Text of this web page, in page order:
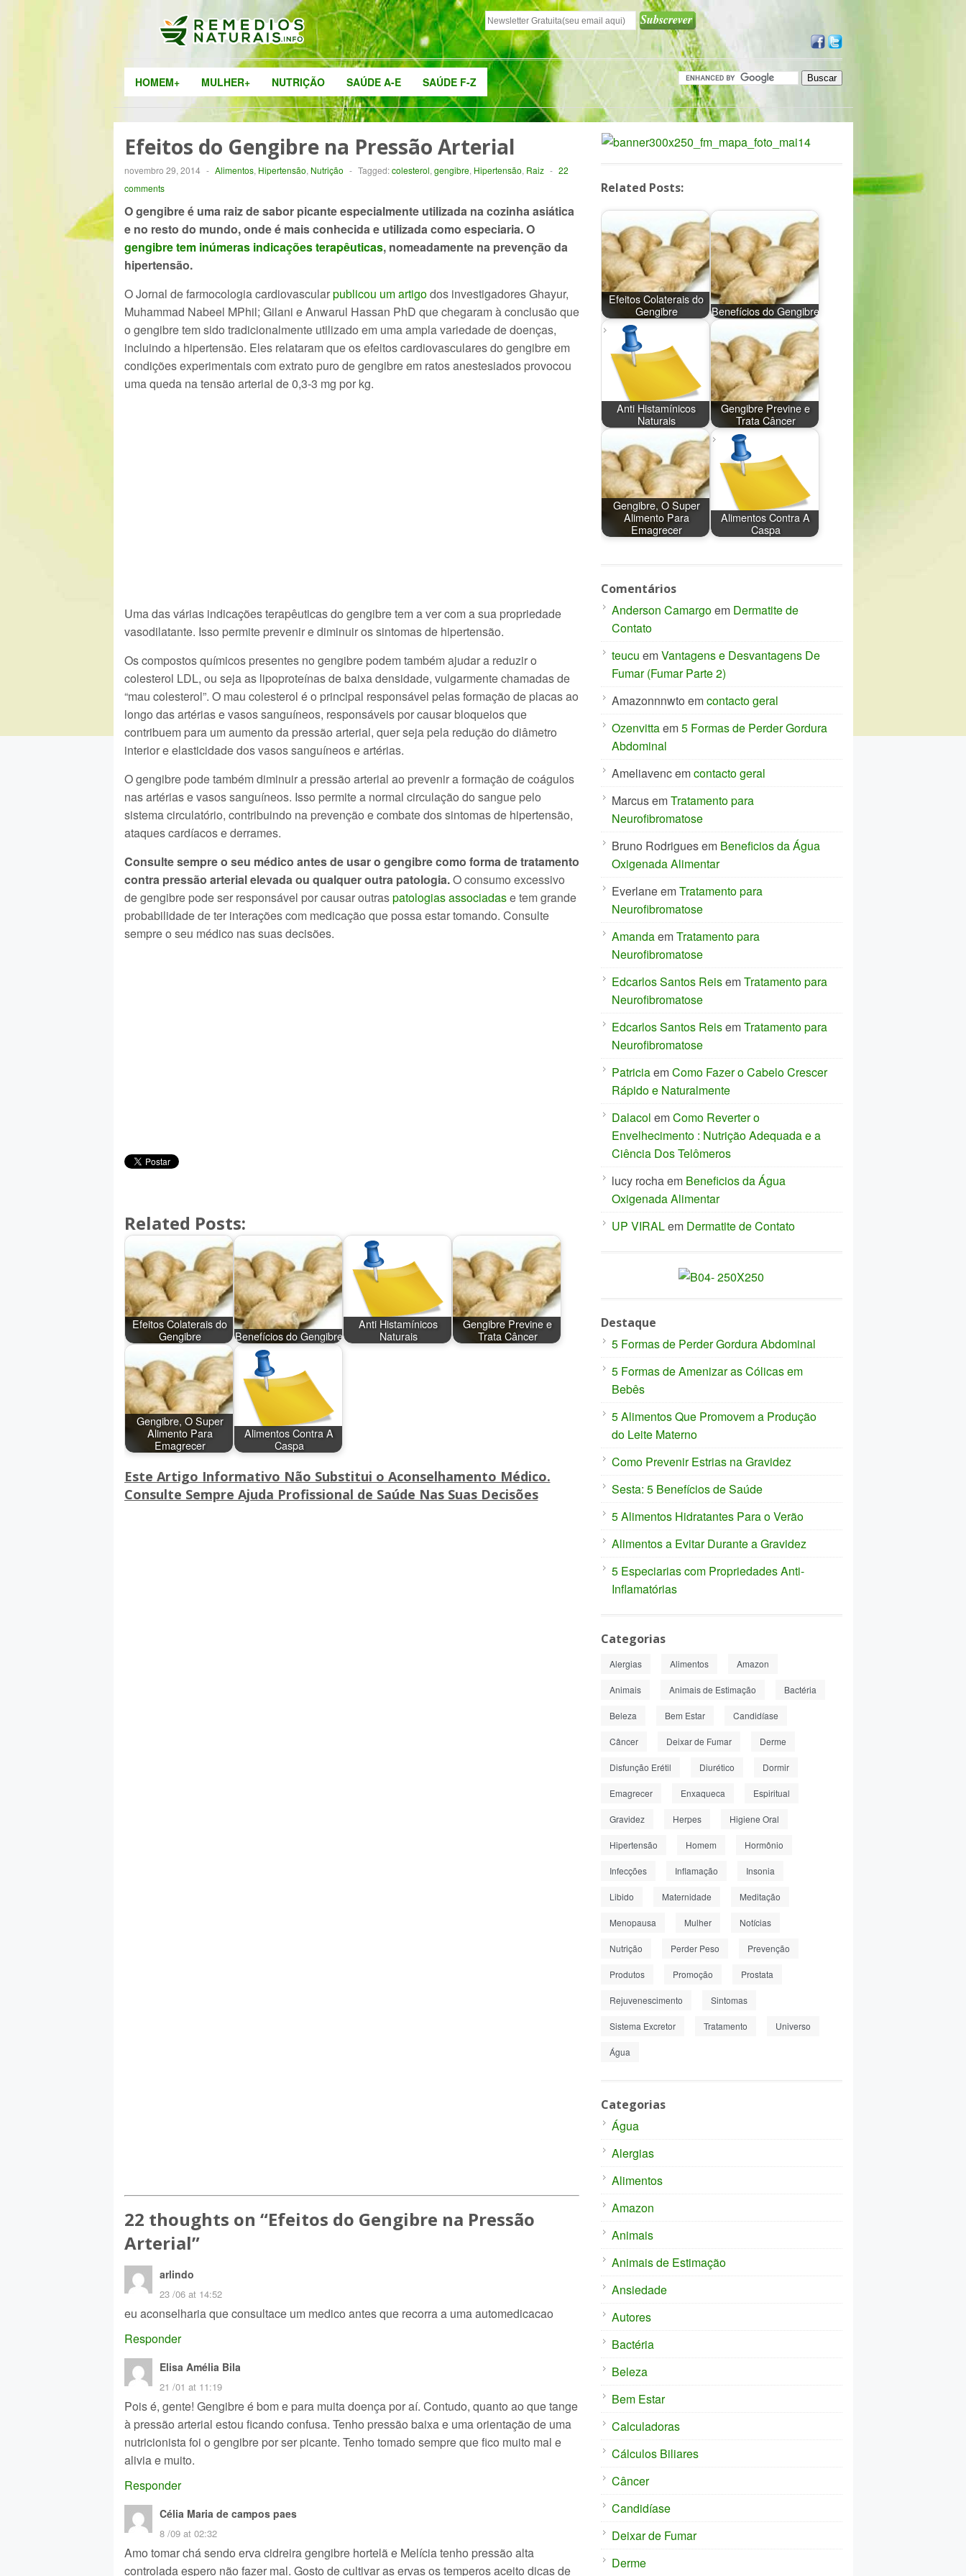
HOMEM+ MULHER+ NUTRIÇÃO SAÚDE A-E SAÚDE F-Z
Efeitos do Gengibre na Pressão Arterial
novembro 29, 2014 - Alimentos, Hipertensão, Nutrição - Tagged:colesterol, gengibre, Hipertensão, Raiz - 22
comments
O gengibre é uma raiz de sabor picante especialmente utilizada na cozinha asiática
e no resto do mundo, onde é mais conhecida e utilizada como especiaria. O
gengibre tem inúmeras indicações terapêuticas, nomeadamente na prevenção da
hipertensão.
O Jornal de farmocologia cardiovascularpublicou um artigodos investigadores Ghayur,
Muhammad Nabeel MPhil; Gilani e Anwarul Hassan PhD que chegaram à conclusão que
o gengibre tem sido tradicionalmente utilizado em uma ampla variedade de doenças,
incluindo a hipertensão. Eles relataram que os efeitos cardiovasculares do gengibre em
condições experimentais com extrato puro de gengibre em ratos anestesiados provocou
uma queda na tensão arterial de 0,3-3 mg por kg.
Uma das várias indicações terapêuticas do gengibre tem a ver com a sua propriedade
vasodilatante. Isso permite prevenir e diminuir os sintomas de hipertensão.
Os compostos químicos presentes no gengibre podem também ajudar a reduzir o
colesterol LDL, ou seja as lipoproteínas de baixa densidade, vulgarmente chamadas de
“mau colesterol”. O mau colesterol é o principal responsável pelas formação de placas ao
longo das artérias e vasos sanguíneos, responsáveis por causar bloqueios que
contribuem para um aumento da pressão arterial, quer seja pela redução do diâmetro
interior e elasticidade dos vasos sanguíneos e artérias.
O gengibre pode também diminuir a pressão arterial ao prevenir a formação de coágulos
nas artérias e vasos sanguíneos. Isso permite a normal circulação do sangue pelo
sistema circulatório, contribuindo na prevenção e combate dos sintomas de hipertensão,
ataques cardíacos e derrames.
Consulte sempre o seu médico antes de usar o gengibre como forma de tratamento
contra pressão arterial elevada ou qualquer outra patologia.O consumo excessivo
de gengibre pode ser responsável por causar outraspatologias associadase tem grande
probabilidade de ter interações com medicação que possa estar tomando. Consulte
sempre o seu médico nas suas decisões.
Related Posts:
Efeitos Colaterais do
Gengibre
Benefícios do Gengibre
Anti Histamínicos
Naturais
Gengibre Previne e
Trata Câncer
Gengibre, O Super
Alimento Para
Emagrecer
Alimentos Contra A
Caspa
Este Artigo Informativo Não Substitui o Aconselhamento Médico.
Consulte Sempre Ajuda Profissional de Saúde Nas Suas Decisões
22 thoughts on “Efeitos do Gengibre na Pressão
Arterial”
arlindo
23 /06 at 14:52
eu aconselharia que consultace um medico antes que recorra a uma automedicacao
Responder
Elisa Amélia Bila
21 /01 at 11:19
Pois é, gente! Gengibre é bom e para muita doença por aí. Contudo, quanto ao que tange
à pressão arterial estou ficando confusa. Tenho pressão baixa e uma orientação de uma
nutricionista foi o gengibre por ser picante. Tenho tomado sempre que fico muito mal e
alivia e muito.
Responder
Célia Maria de campos paes
8 /09 at 02:32
Amo tomar chá sendo erva cidreira gengibre hortelã e Melícia tenho pressão alta
controlada espero não fazer mal. Gosto de cultivar as ervas os temperos aceito dicas de
Related Posts:
Efeitos Colaterais do
Gengibre
Benefícios do Gengibre
Anti Histamínicos
Naturais
Gengibre Previne e
Trata Câncer
Gengibre, O Super
Alimento Para
Emagrecer
Alimentos Contra A
Caspa
Comentários
Anderson Camargoem Dermatite de
Contato
teucu emVantagens e Desvantagens De
Fumar (Fumar Parte 2)
Amazonnnwto emcontacto geral
Ozenvittaem5 Formas de Perder Gordura
Abdominal
Ameliavencemcontacto geral
MarcusemTratamento para
Neurofibromatose
Bruno Rodriguesem Beneficios da Água
Oxigenada Alimentar
EverlaneemTratamento para
Neurofibromatose
AmandaemTratamento para
Neurofibromatose
Edcarlos Santos ReisemTratamento para
Neurofibromatose
Edcarlos Santos ReisemTratamento para
Neurofibromatose
PatriciaemComo Fazer o Cabelo Crescer
Rápido e Naturalmente
Dalacol emComo Reverter o
Envelhecimento : Nutrição Adequada e a
Ciência Dos Telômeros
lucy rochaem Beneficios da Água
Oxigenada Alimentar
UP VIRALem Dermatite de Contato
Destaque
5 Formas de Perder Gordura Abdominal
5 Formas de Amenizar as Cólicas em
Bebês
5 Alimentos Que Promovem a Produção
do Leite Materno
Como Prevenir Estrias na Gravidez
Sesta: 5 Benefícios de Saúde
5 Alimentos Hidratantes Para o Verão
Alimentos a Evitar Durante a Gravidez
5 Especiarias com Propriedades Anti-
Inflamatórias
Categorias
Alergias Alimentos Amazon
Animais Animais de Estimação Bactéria
Beleza Bem Estar Candidíase
Câncer Deixar de Fumar Derme
Disfunção Erétil Diurético Dormir
Emagrecer Enxaqueca Espiritual
Gravidez Herpes Higiene Oral
Hipertensão Homem Hormônio
Infecções Inflamação Insonia
Libido Maternidade Meditação
Menopausa Mulher Notícias
Nutrição Perder Peso Prevenção
Produtos Promoção Prostata
Rejuvenescimento Sintomas
Sistema Excretor Tratamento Universo
Água
Categorias
Água
Alergias
Alimentos
Amazon
Animais
Animais de Estimação
Ansiedade
Autores
Bactéria
Beleza
Bem Estar
Calculadoras
Cálculos Biliares
Câncer
Candidíase
Deixar de Fumar
Derme